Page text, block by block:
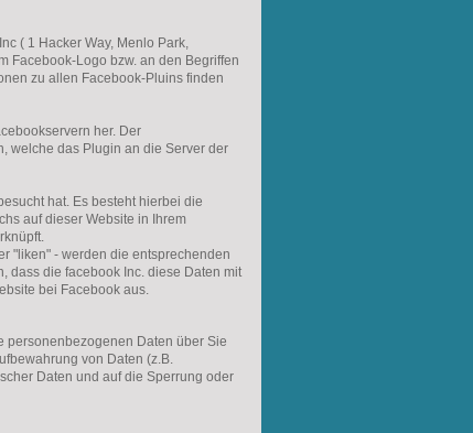
( 1 Hacker Way, Menlo Park,
Facebook-Logo bzw. an den Begriffen
zu allen Facebook-Pluins finden
her. Der
welche das Plugin an die Server der
hat. Es besteht hierbei die
auf dieser Website in Ihrem
"liken" - werden die entsprechenden
dass die facebook Inc. diese Daten mit
bei Facebook aus.
personenbezogenen Daten über Sie
von Daten (z.B.
Daten und auf die Sperrung oder